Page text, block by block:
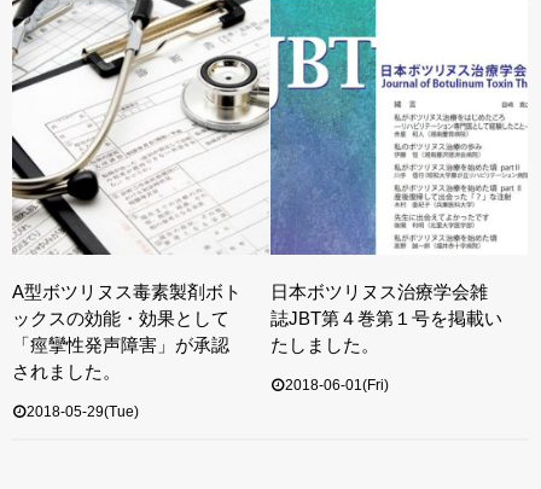
A型ボツリヌス毒素製剤ボト
ックスの効能・効果として
「痙攣性発声障害」が承認
されました。
2018-05-29(Tue)
日本ボツリヌス治療学会雑
誌JBT第４巻第１号を掲載い
たしました。
2018-06-01(Fri)